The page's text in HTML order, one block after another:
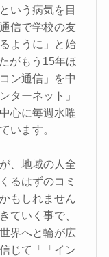
いう病気を目
信で学校の友
ように」と始
がもう15年ほ
ン通信」を中
ターネット」
心に毎週水曜
います。
、地域の人全
るはずのコミ
もしれません
ていく事で、
界へと輪が広
じて「「イン